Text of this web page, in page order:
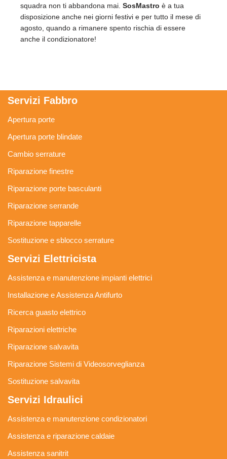
squadra non ti abbandona mai. SosMastro è a tua
disposizione anche nei giorni festivi e per tutto il mese di
agosto, quando a rimanere spento rischia di essere
anche il condizionatore!
Servizi Fabbro
Apertura porte
Apertura porte blindate
Cambio serrature
Riparazione finestre
Riparazione porte basculanti
Riparazione serrande
Riparazione tapparelle
Sostituzione e sblocco serrature
Servizi Elettricista
Assistenza e manutenzione impianti elettrici
Installazione e Assistenza Antifurto
Ricerca guasto elettrico
Riparazioni elettriche
Riparazione salvavita
Riparazione Sistemi di Videosorveglianza
Sostituzione salvavita
Servizi Idraulici
Assistenza e manutenzione condizionatori
Assistenza e riparazione caldaie
Assistenza sanitrit